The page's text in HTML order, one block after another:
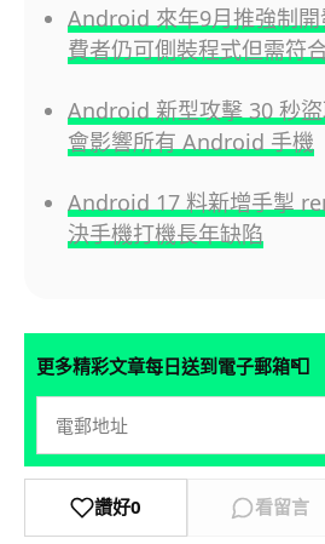
Android 來年9月推強制
費者仍可側裝程式但需符
Android 新型攻擊 30 秒
會影響所有 Android 手機
Android 17 料新增手掣
決手機打機長年缺陷
更多精彩文章每日送到電子郵箱📮
讚好0 看留言